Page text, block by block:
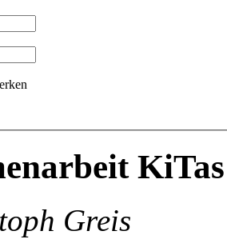
KiTas
Greis